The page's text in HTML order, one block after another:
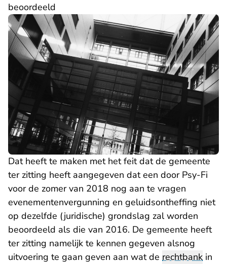
beoordeeld
Dat heeft te maken met het feit dat de gemeente
ter zitting heeft aangegeven dat een door Psy-Fi
voor de zomer van 2018 nog aan te vragen
evenementenvergunning en geluidsontheffing niet
op dezelfde (juridische) grondslag zal worden
beoordeeld als die van 2016. De gemeente heeft
ter zitting namelijk te kennen gegeven alsnog
uitvoering te gaan geven aan wat de rechtbank in